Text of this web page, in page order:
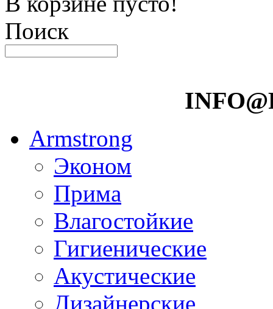
Поиск
Armstrong
Эконом
Прима
Влагостойкие
Гигиенические
Акустические
Дизайнерские